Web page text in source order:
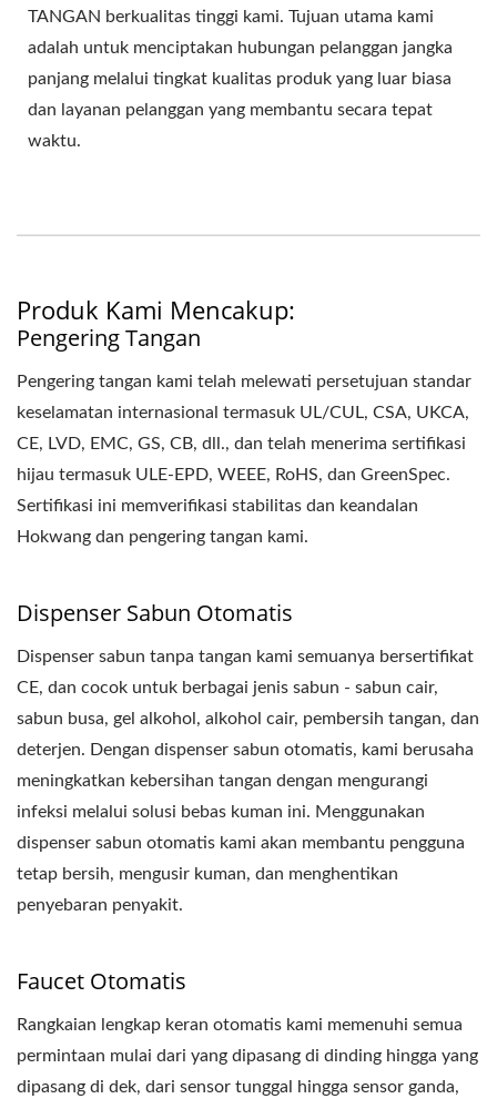
TANGAN berkualitas tinggi kami. Tujuan utama kami
adalah untuk menciptakan hubungan pelanggan jangka
panjang melalui tingkat kualitas produk yang luar biasa
dan layanan pelanggan yang membantu secara tepat
waktu.
Produk Kami Mencakup:
Pengering Tangan
Pengering tangan kami telah melewati persetujuan standar
keselamatan internasional termasuk UL/CUL, CSA, UKCA,
CE, LVD, EMC, GS, CB, dll., dan telah menerima sertifikasi
hijau termasuk ULE-EPD, WEEE, RoHS, dan GreenSpec.
Sertifikasi ini memverifikasi stabilitas dan keandalan
Hokwang dan pengering tangan kami.
Dispenser Sabun Otomatis
Dispenser sabun tanpa tangan kami semuanya bersertifikat
CE, dan cocok untuk berbagai jenis sabun - sabun cair,
sabun busa, gel alkohol, alkohol cair, pembersih tangan, dan
deterjen. Dengan dispenser sabun otomatis, kami berusaha
meningkatkan kebersihan tangan dengan mengurangi
infeksi melalui solusi bebas kuman ini. Menggunakan
dispenser sabun otomatis kami akan membantu pengguna
tetap bersih, mengusir kuman, dan menghentikan
penyebaran penyakit.
Faucet Otomatis
Rangkaian lengkap keran otomatis kami memenuhi semua
permintaan mulai dari yang dipasang di dinding hingga yang
dipasang di dek, dari sensor tunggal hingga sensor ganda,